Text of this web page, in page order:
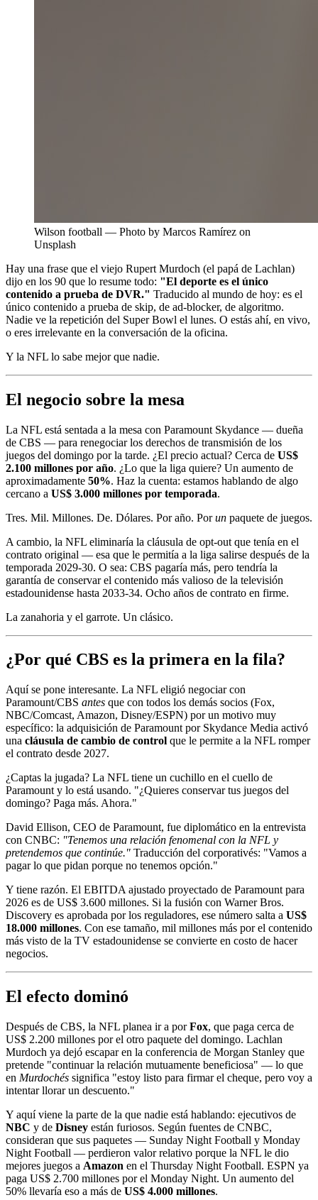
Wilson football — Photo by Marcos Ramírez on
Unsplash
Hay una frase que el viejo Rupert Murdoch (el papá de Lachlan)
dijo en los 90 que lo resume todo: "El deporte es el único
contenido a prueba de DVR." Traducido al mundo de hoy: es el
único contenido a prueba de skip, de ad-blocker, de algoritmo.
Nadie ve la repetición del Super Bowl el lunes. O estás ahí, en vivo,
o eres irrelevante en la conversación de la oficina.
Y la NFL lo sabe mejor que nadie.
El negocio sobre la mesa
La NFL está sentada a la mesa con Paramount Skydance — dueña
de CBS — para renegociar los derechos de transmisión de los
juegos del domingo por la tarde. ¿El precio actual? Cerca de US$
2.100 millones por año. ¿Lo que la liga quiere? Un aumento de
aproximadamente 50%. Haz la cuenta: estamos hablando de algo
cercano a US$ 3.000 millones por temporada.
Tres. Mil. Millones. De. Dólares. Por año. Porun paquete de juegos.
A cambio, la NFL eliminaría la cláusula de opt-out que tenía en el
contrato original — esa que le permitía a la liga salirse después de la
temporada 2029-30. O sea: CBS pagaría más, pero tendría la
garantía de conservar el contenido más valioso de la televisión
estadounidense hasta 2033-34. Ocho años de contrato en firme.
La zanahoria y el garrote. Un clásico.
¿Por qué CBS es la primera en la fila?
Aquí se pone interesante. La NFL eligió negociar con
Paramount/CBS antes que con todos los demás socios (Fox,
NBC/Comcast, Amazon, Disney/ESPN) por un motivo muy
específico: la adquisición de Paramount por Skydance Media activó
una cláusula de cambio de control que le permite a la NFL romper
el contrato desde 2027.
¿Captas la jugada? La NFL tiene un cuchillo en el cuello de
Paramount y lo está usando. "¿Quieres conservar tus juegos del
domingo? Paga más. Ahora."
David Ellison, CEO de Paramount, fue diplomático en la entrevista
con CNBC: "Tenemos una relación fenomenal con la NFL y
pretendemos que continúe." Traducción del corporativés: "Vamos a
pagar lo que pidan porque no tenemos opción."
Y tiene razón. El EBITDA ajustado proyectado de Paramount para
2026 es de US$ 3.600 millones. Si la fusión con Warner Bros.
Discovery es aprobada por los reguladores, ese número salta a US$
18.000 millones. Con ese tamaño, mil millones más por el contenido
más visto de la TV estadounidense se convierte en costo de hacer
negocios.
El efecto dominó
Después de CBS, la NFL planea ir a porFox, que paga cerca de
US$ 2.200 millones por el otro paquete del domingo. Lachlan
Murdoch ya dejó escapar en la conferencia de Morgan Stanley que
pretende "continuar la relación mutuamente beneficiosa" — lo que
en Murdochés significa "estoy listo para firmar el cheque, pero voy a
intentar llorar un descuento."
Y aquí viene la parte de la que nadie está hablando: ejecutivos de
NBC y de Disney están furiosos. Según fuentes de CNBC,
consideran que sus paquetes — Sunday Night Football y Monday
Night Football — perdieron valor relativo porque la NFL le dio
mejores juegos a Amazon en el Thursday Night Football. ESPN ya
paga US$ 2.700 millones por el Monday Night. Un aumento del
50% llevaría eso a más de US$ 4.000 millones.